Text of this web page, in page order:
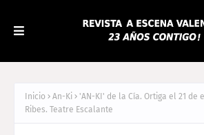
Inicio An-Ki
'AN-KI' de la Cía. Ortiga el 21 de
Ribes. Teatre Escalante